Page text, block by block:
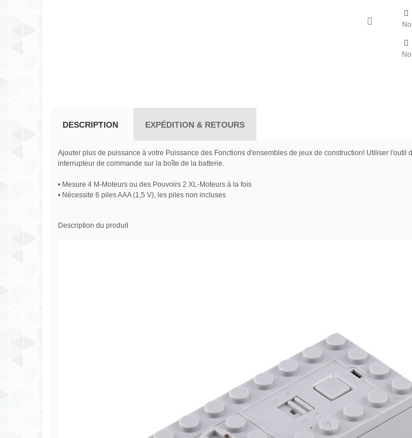
DESCRIPTION EXPÉDITION & RETOURS
Ajouter plus de puissance à votre Puissance des Fonctions d'ensembles de jeux de construction! Utiliser
interrupteur de commande sur la boîte de la batterie.
• Mesure 4 M-Moteurs ou des Pouvoirs 2 XL-Moteurs à la fois
• Nécessite 6 piles AAA (1,5 V), les piles non incluses
Description du produit